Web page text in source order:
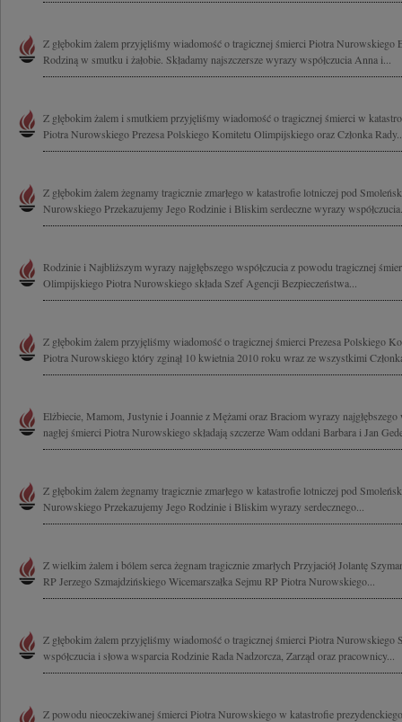
Z głębokim żalem przyjęliśmy wiadomość o tragicznej śmierci Piotra Nurowskiego
Rodziną w smutku i żałobie. Składamy najszczersze wyrazy współczucia Anna i...
Z głębokim żalem i smutkiem przyjęliśmy wiadomość o tragicznej śmierci w
Piotra Nurowskiego Prezesa Polskiego Komitetu Olimpijskiego oraz Członka
Z głębokim żalem żegnamy tragicznie zmarłego w katastrofie lotniczej pod
Nurowskiego Przekazujemy Jego Rodzinie i Bliskim serdeczne wyrazy
Rodzinie i Najbliższym wyrazy najgłębszego współczucia z powodu tragicznej
Olimpijskiego Piotra Nurowskiego składa Szef Agencji Bezpieczeństwa...
Z głębokim żalem przyjęliśmy wiadomość o tragicznej śmierci Prezesa Polskiego
Piotra Nurowskiego który zginął 10 kwietnia 2010 roku wraz ze wszystkimi
Elżbiecie, Mamom, Justynie i Joannie z Mężami oraz Braciom wyrazy najgłębszego
nagłej śmierci Piotra Nurowskiego składają szczerze Wam oddani Barbara i Jan
Z głębokim żalem żegnamy tragicznie zmarłego w katastrofie lotniczej pod
Nurowskiego Przekazujemy Jego Rodzinie i Bliskim wyrazy serdecznego...
Z wielkim żalem i bólem serca żegnam tragicznie zmarłych Przyjaciół Jolantę
RP Jerzego Szmajdzińskiego Wicemarszałka Sejmu RP Piotra Nurowskiego...
Z głębokim żalem przyjęliśmy wiadomość o tragicznej śmierci Piotra Nurowskiego
współczucia i słowa wsparcia Rodzinie Rada Nadzorcza, Zarząd oraz pracownicy...
Z powodu nieoczekiwanej śmierci Piotra Nurowskiego w katastrofie